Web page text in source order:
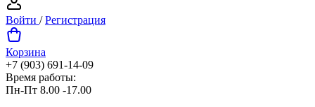
Войти /Регистрация
Корзина
+7 (903) 691-14-09
Время работы:
Пн-Пт 8.00 -17.00